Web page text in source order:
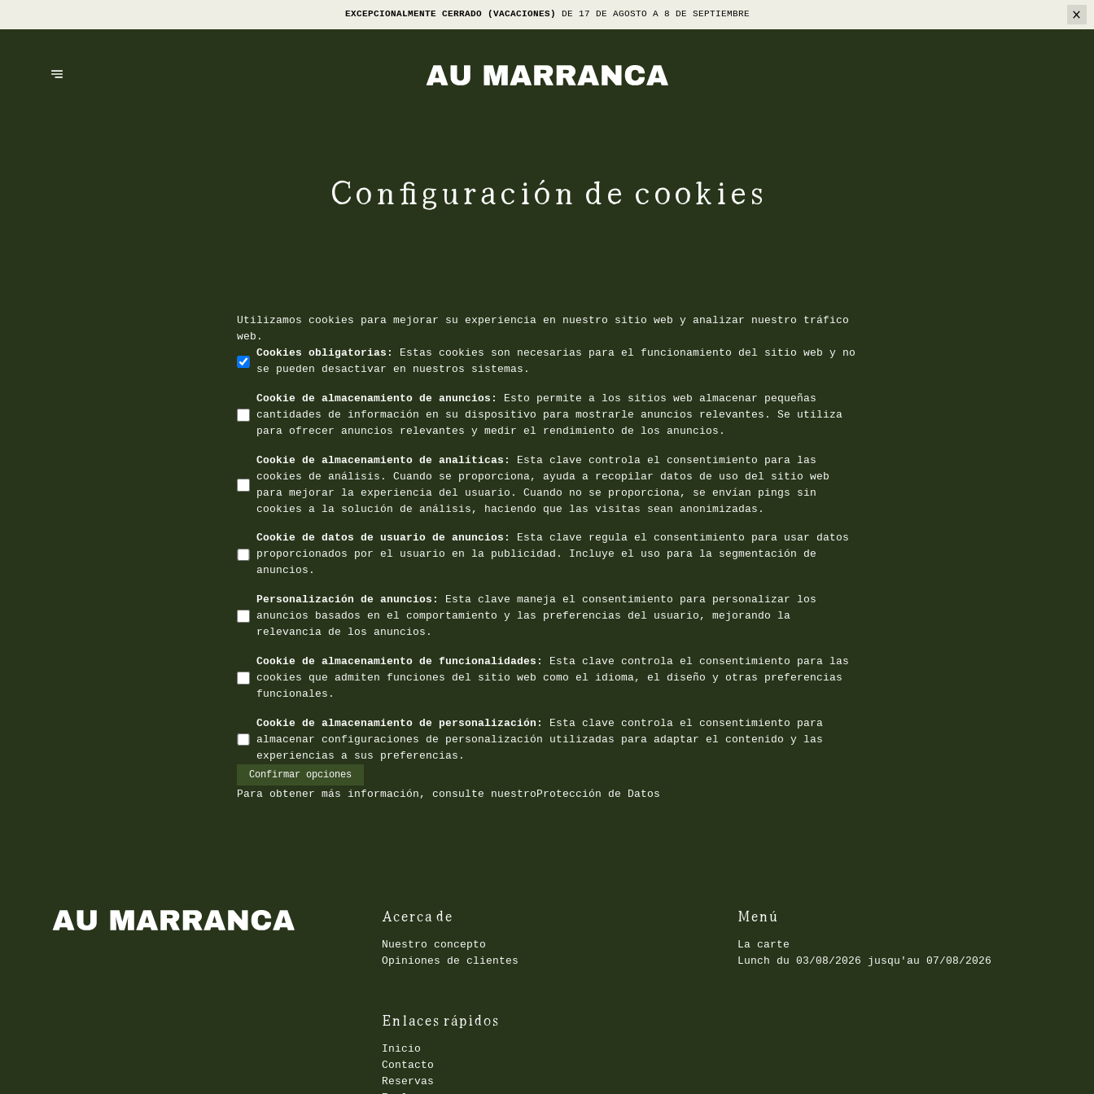
EXCEPCIONALMENTE CERRADO (VACACIONES) DE 17 DE AGOSTO A 8 DE SEPTIEMBRE
Configuración de cookies
Utilizamos cookies para mejorar su experiencia en nuestro sitio web y analizar nuestro tráfico
web.
Cookies obligatorias :
Estas cookies son necesarias para el funcionamiento del sitio web y no
se pueden desactivar en nuestros sistemas.
Cookie de almacenamiento de anuncios :
Esto permite a los sitios web almacenar pequeñas
cantidades de información en su dispositivo para mostrarle anuncios relevantes. Se utiliza
para ofrecer anuncios relevantes y medir el rendimiento de los anuncios.
Cookie de almacenamiento de analíticas :
Esta clave controla el consentimiento para las
cookies de análisis. Cuando se proporciona, ayuda a recopilar datos de uso del sitio web
para mejorar la experiencia del usuario. Cuando no se proporciona, se envían pings sin
cookies a la solución de análisis, haciendo que las visitas sean anonimizadas.
Cookie de datos de usuario de anuncios :
Esta clave regula el consentimiento para usar datos
proporcionados por el usuario en la publicidad. Incluye el uso para la segmentación de
anuncios.
Personalización de anuncios :
Esta clave maneja el consentimiento para personalizar los
anuncios basados en el comportamiento y las preferencias del usuario, mejorando la
relevancia de los anuncios.
Cookie de almacenamiento de funcionalidades :
Esta clave controla el consentimiento para las
cookies que admiten funciones del sitio web como el idioma, el diseño y otras preferencias
funcionales.
Cookie de almacenamiento de personalización :
Esta clave controla el consentimiento para
almacenar configuraciones de personalización utilizadas para adaptar el contenido y las
experiencias a sus preferencias.
Confirmar opciones
Para obtener más información, consulte nuestroProtección de Datos
Acerca de
Nuestro concepto
Opiniones de clientes
Menú
La carte
Lunch du 03/08/2026 jusqu'au 07/08/2026
Enlaces rápidos
Inicio
Contacto
Reservas